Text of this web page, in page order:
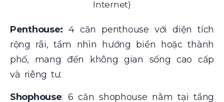
Internet)
Penthouse: 4 căn penthouse với diện tích
rộng rãi, tầm nhìn hướng biển hoặc thành
phố, mang đến không gian sống cao cấp
và riêng tư.
Shophouse: 6 căn shophouse nằm tại tầng